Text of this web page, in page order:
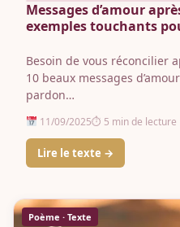
Messages d’amour
exemples touchants
Besoin de vous réconcilier
10 beaux messages
pardon…
11/09/2025⏱ 5 min de lecture
Lire le texte →
Poème · Texte